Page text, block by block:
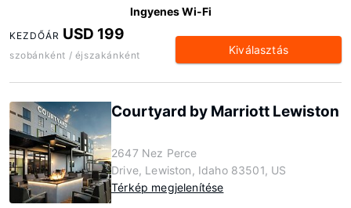
Ingyenes Wi-Fi
KEZDŐÁR USD 199
szobánként / éjszakánként Kiválasztás
Courtyard by Marriott Lewiston
2647 Nez Perce
Drive, Lewiston, Idaho 83501, US
Térkép megjelenítése